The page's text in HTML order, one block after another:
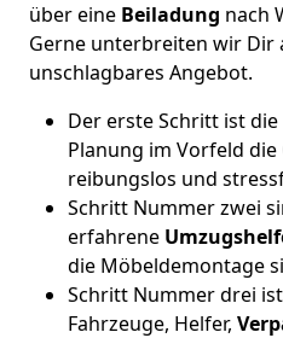
über eine Beiladung nach
Gerne unterbreiten wir Dir
unschlagbares Angebot.
Der erste Schritt ist
Planung im Vorfeld
reibungslos und
Schritt Nummer zwei
erfahrene
die Möbeldemontage
Schritt Nummer drei
Fahrzeuge, Helfer,